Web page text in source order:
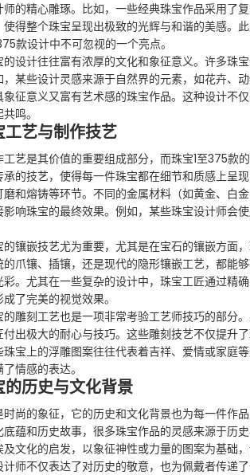
师的精心雕琢。比如，一些经典珠宝作品采用了
使得整个珠宝呈现出极致的光辉与和谐的美感。
款设计中不可忽视的一个亮点。
的设计往往富有浓厚的文化和象征意义。许多珠
，某些设计灵感来源于自然界的元素，如花卉、
象征意义又富有艺术感的珠宝作品。这种设计不
鸣。
工艺与制作技艺
艺是其价值的重要组成部分，而珠宝1至375款
承的技艺，使得每一件珠宝都在细节和质感上呈
磨和熔铸等环节。不同的金属材料（如黄金、白
影响珠宝的最终效果。例如，某些珠宝设计师会
镶嵌技艺尤为重要，尤其是在宝石的镶嵌方面
的爪镶、插镶，还是现代的隐形镶嵌工艺，都能
彩。尤其在一些复杂的设计中，珠宝工匠通过精
了完美的视觉效果。
的雕刻工艺也是一项非常考验工艺师技巧的部分
出极大的耐心与技巧。这些雕刻技艺不仅提升
珠宝上的浮雕图案往往代表着吉祥、爱情或家庭
情感的表达。
的历史与文化背景
尚的象征，它的历史和文化背景也为每一件作
底蕴和历史故事，很多珠宝作品的灵感来源于历
及文化的启发，以象征神性或力量的图案为基础
师不仅表达了对历史的敬意，也为佩戴者传递了